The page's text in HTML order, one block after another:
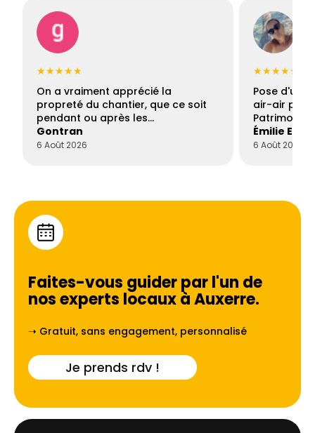
★★★★★
On a vraiment apprécié la
propreté du chantier, que ce soit
pendant ou après les…
Gontran
6 Août 2026
★★★★★
Pose d'une
air-air par
Patrimoine
Émilie
6 Août 2026
Faites-vous guider par l'un de
nos experts locaux àAuxerre.
➝ Gratuit, sans engagement, personnalisé
Je prends rdv !